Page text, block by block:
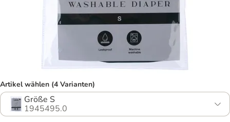
Artikel wählen (4 Varianten)
Größe S
1945495.0